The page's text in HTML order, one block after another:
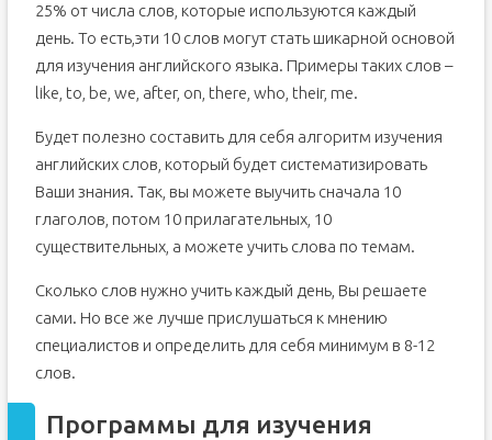
25% от числа слов, которые используются каждый
день. То есть,эти 10 слов могут стать шикарной основой
для изучения английского языка. Примеры таких слов –
like, to, be, we, after, on, there, who, their, me.
Будет полезно составить для себя алгоритм изучения
английских слов, который будет систематизировать
Ваши знания. Так, вы можете выучить сначала 10
глаголов, потом 10 прилагательных, 10
существительных, а можете учить слова по темам.
Сколько слов нужно учить каждый день, Вы решаете
сами. Но все же лучше прислушаться к мнению
специалистов и определить для себя минимум в 8-12
слов.
Программы для изучения